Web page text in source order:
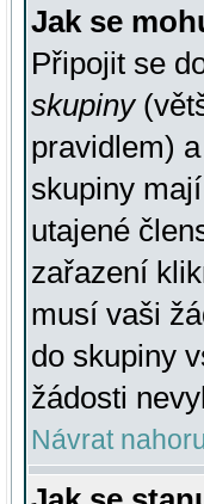
Jak se
Připojit se
skupiny
pravidlem)
skupiny mají
utajené
zařazení
musí vaši
do skupiny
žádosti
Návrat